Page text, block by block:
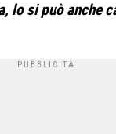
lo si può anche